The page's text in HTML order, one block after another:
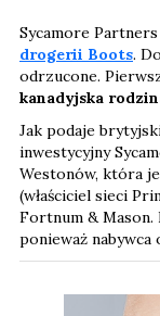
Sycamore
drogerii Boots.
odrzucone.
kanadyjska
Jak podaje
inwestycyjny
Westonów, która
(właściciel sieci
Fortnum & Mason.
ponieważ